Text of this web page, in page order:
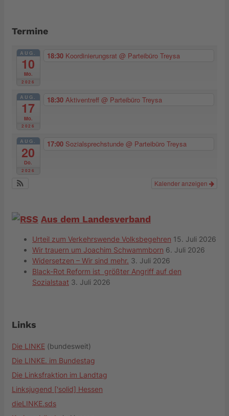
Termine
AUG.
10
Mo.
2026
18:30 Koordinierungsrat @ Parteibüro Treysa
AUG.
17
Mo.
2026
18:30 Aktiventreff @ Parteibüro Treysa
AUG.
20
Do.
2026
17:00 Sozialsprechstunde @ Parteibüro Treysa
Kalender anzeigen
Aus dem Landesverband
Urteil zum Verkehrswende Volksbegehren 15. Juli 2026
Wir trauern um Joachim Schwammborn 6. Juli 2026
Widersetzen – Wir sind mehr. 3. Juli 2026
Black-Rot Reform ist größter Angriff auf den
Sozialstaat 3. Juli 2026
Links
Die LINKE (bundesweit)
Die LINKE. im Bundestag
Die Linksfraktion im Landtag
Linksjugend ['solid] Hessen
dieLINKE.sds